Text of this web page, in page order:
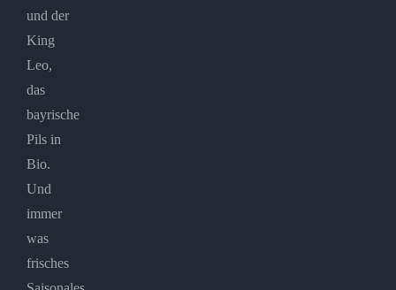
und der
King
Leo,
das
bayrische
Pils in
Bio.
Und
immer
was
frisches